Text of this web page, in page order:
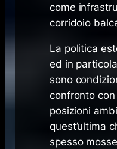
come
corridoio
La politica
ed in
sono
confronto
posizioni
quest’ultima
spesso